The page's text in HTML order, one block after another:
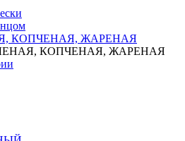
КОПЧЕНАЯ, ЖАРЕНАЯ
КОПЧЕНАЯ, ЖАРЕНАЯ